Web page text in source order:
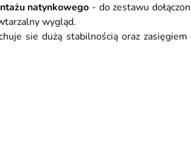
natynkowego - do zestawu
wygląd.
sie dużą stabilnością oraz